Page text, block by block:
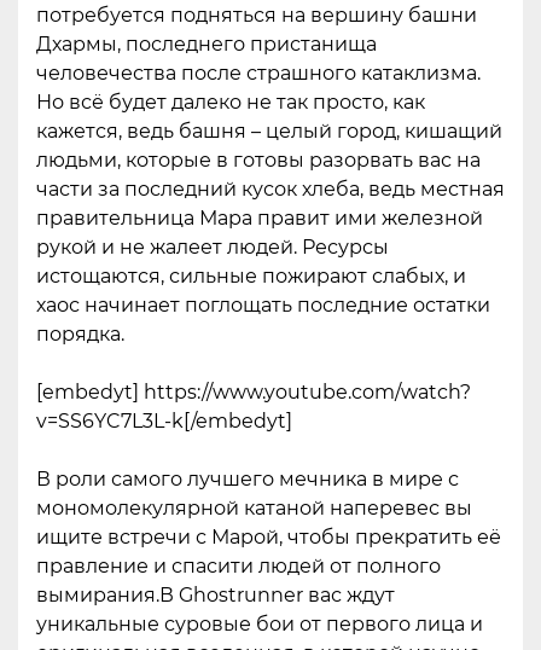
потребуется подняться на вершину башни
Дхармы, последнего пристанища
человечества после страшного катаклизма.
Но всё будет далеко не так просто, как
кажется, ведь башня – целый город, кишащий
людьми, которые в готовы разорвать вас на
части за последний кусок хлеба, ведь местная
правительница Мара правит ими железной
рукой и не жалеет людей. Ресурсы
истощаются, сильные пожирают слабых, и
хаос начинает поглощать последние остатки
порядка.
[embedyt] https://www.youtube.com/watch?
v=SS6YC7L3L-k[/embedyt]
В роли самого лучшего мечника в мире с
мономолекулярной катаной наперевес вы
ищите встречи с Марой, чтобы прекратить её
правление и спасити людей от полного
вымирания.В Ghostrunner вас ждут
уникальные суровые бои от первого лица и